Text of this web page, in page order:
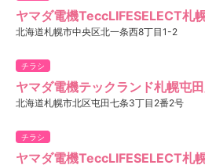
ヤマダ電機TeccLIFESELECT札
北海道札幌市中央区北一条西8丁目1-2
チラシ
ヤマダ電機テックランド札幌屯
北海道札幌市北区屯田七条3丁目2番2号
チラシ
ヤマダ電機TeccLIFESELECT札